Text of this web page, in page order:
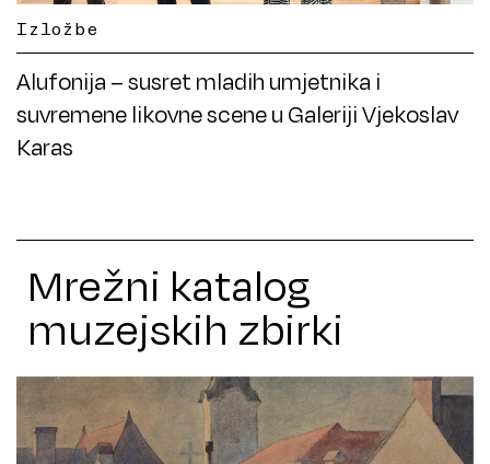
Izložbe
Alufonija – susret mladih umjetnika i
suvremene likovne scene u Galeriji Vjekoslav
Karas
Mrežni katalog
muzejskih zbirki